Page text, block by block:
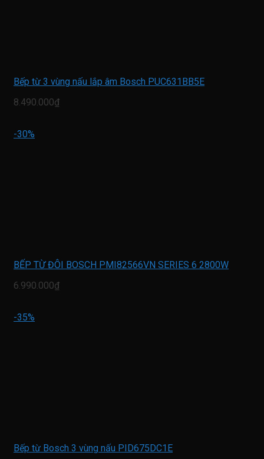
Bếp từ 3 vùng nấu lắp âm Bosch PUC631BB5E
8.490.000₫
-30%
BẾP TỪ ĐÔI BOSCH PMI82566VN SERIES 6 2800W
6.990.000₫
-35%
Bếp từ Bosch 3 vùng nấu PID675DC1E